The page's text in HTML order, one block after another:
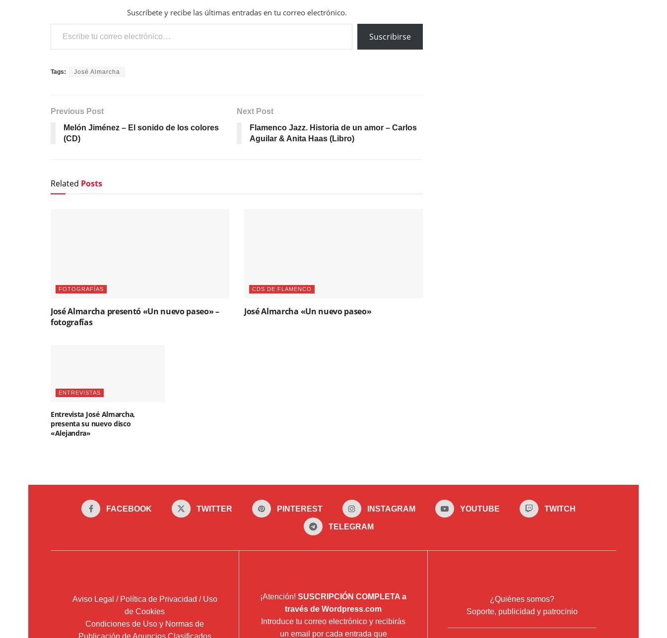
Suscríbete y recibe las últimas entradas en tu correo electrónico.
Escribe tu correo electrónico…
Suscribirse
Tags: José Almarcha
Previous Post
Melón Jiménez – El sonido de los colores
(CD)
Next Post
Flamenco Jazz. Historia de un amor – Carlos
Aguilar & Anita Haas (Libro)
Related Posts
FOTOGRAFÍAS
José Almarcha presentó «Un nuevo paseo» –
fotografías
CDS DE FLAMENCO
José Almarcha «Un nuevo paseo»
ENTREVISTAS
Entrevista José Almarcha,
presenta su nuevo disco
«Alejandra»
FACEBOOK TWITTER PINTEREST INSTAGRAM YOUTUBE TWITCH
TELEGRAM
Aviso Legal / Política de Privacidad / Uso
de Cookies
Condiciones de Uso y Normas de
Publicación de Anuncios Clasificados
¡Atención! SUSCRIPCIÓN COMPLETA a
través de Wordpress.com
Introduce tu correo electrónico y recibirás
un email por cada entrada que
¿Quiénes somos?
Soporte, publicidad y patrocinio